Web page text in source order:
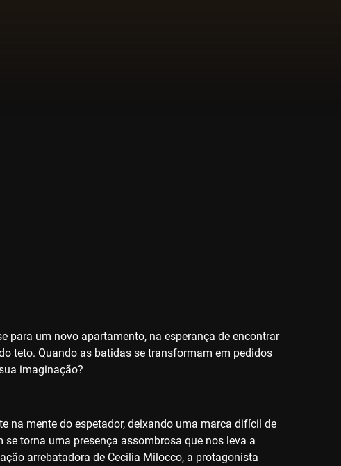
um novo apartamento, na esperança de encontrar
teto. Quando as batidas se transformam em pedidos
imaginação?
na mente do espetador, deixando uma marca difícil de
torna uma presença assombrosa que nos leva a
arrebatadora de Cecilia Milocco, a protagonista